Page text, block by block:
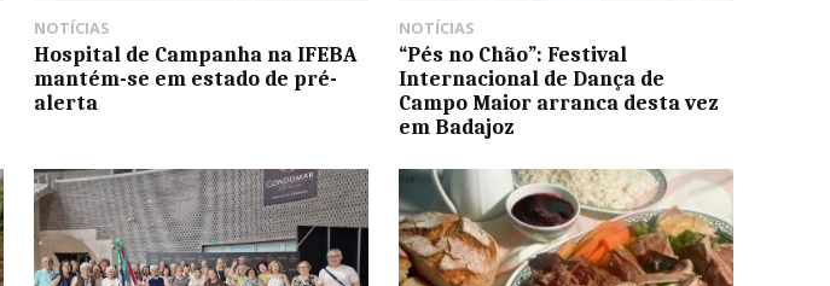
NOTÍCIAS
Hospital de Campanha na IFEBA
mantém-se em estado de pré-
alerta
NOTÍCIAS
“Pés no Chão”: Festival
Internacional de Dança de
Campo Maior arranca desta vez
em Badajoz